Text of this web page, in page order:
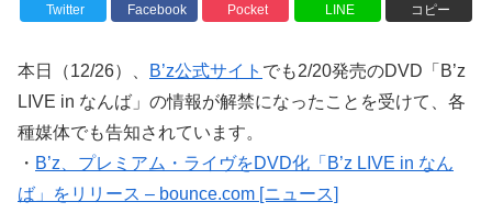
Twitter Facebook Pocket LINE コピー
本日（12/26）、 B’z公式サイト でも2/20発売のDVD「B’z
LIVE in なんば」の情報が解禁になったことを受けて、各
種媒体でも告知されています。
・ B’z、プレミアム・ライヴをDVD化「B’z LIVE in なん
ば」をリリース – bounce.com [ニュース]